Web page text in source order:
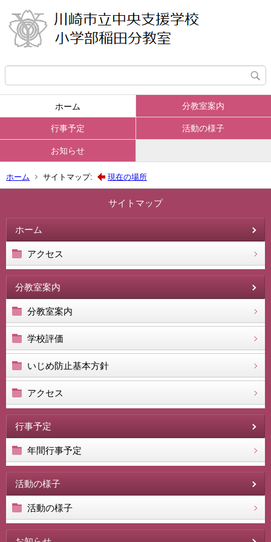
ホーム 分教室案内
行事予定 活動の様子
お知らせ
ホーム サイトマップ: 現在の場所
サイトマップ
ホーム
アクセス
分教室案内
分教室案内
学校評価
いじめ防止基本方針
アクセス
行事予定
年間行事予定
活動の様子
活動の様子